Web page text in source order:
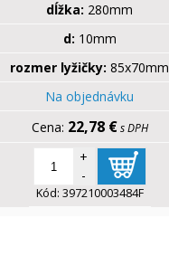
dĺžka: 280mm
d: 10mm
rozmer lyžičky: 85x70mm
Na objednávku
22,78 € s DPH
+
-
Kód: 397210003484F